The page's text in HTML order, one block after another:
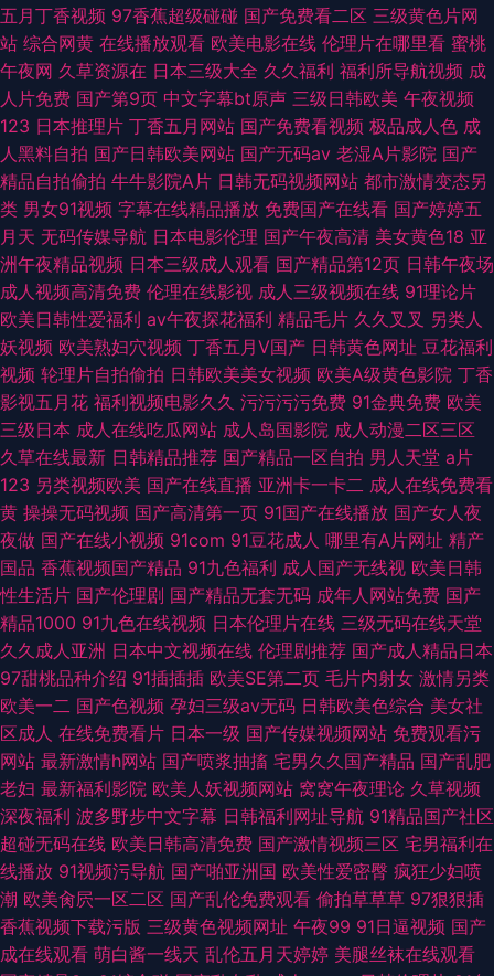
五月丁香视频 97香蕉超级碰碰 国产免费看二区 三级黄色片网
站 综合网黄 在线播放观看 欧美电影在线 伦理片在哪里看 蜜桃
午夜网 久草资源在 日本三级大全 久久福利 福利所导航视频 成
人片免费 国产第9页 中文字幕bt原声 三级日韩欧美 午夜视频
123 日本推理片 丁香五月网站 国产免费看视频 极品成人色 成
人黑料自拍 国产日韩欧美网站 国产无码av 老湿A片影院 国产
精品自拍偷拍 牛牛影院A片 日韩无码视频网站 都市激情变态另
类 男女91视频 字幕在线精品播放 免费国产在线看 国产婷婷五
月天 无码传媒导航 日本电影伦理 国产午夜高清 美女黄色18 亚
洲午夜精品视频 日本三级成人观看 国产精品第12页 日韩午夜场
成人视频高清免费 伦理在线影视 成人三级视频在线 91理论片
欧美日韩性爱福利 av午夜探花福利 精品毛片 久久叉叉 另类人
妖视频 欧美熟妇穴视频 丁香五月V国产 日韩黄色网址 豆花福利
视频 轮理片自拍偷拍 日韩欧美美女视频 欧美A级黄色影院 丁香
影视五月花 福利视频电影久久 污污污污免费 91金典免费 欧美
三级日本 成人在线吃瓜网站 成人岛国影院 成人动漫二区三区
久草在线最新 日韩精品推荐 国产精品一区自拍 男人天堂 a片
123 另类视频欧美 国产在线直播 亚洲卡一卡二 成人在线免费看
黄 操操无码视频 国产高清第一页 91国产在线播放 国产女人夜
夜做 国产在线小视频 91com 91豆花成人 哪里有A片网址 精产
国品 香蕉视频国产精品 91九色福利 成人国产无线视 欧美日韩
性生活片 国产伦理剧 国产精品无套无码 成年人网站免费 国产
精品1000 91九色在线视频 日本伦理片在线 三级无码在线天堂
久久成人亚洲 日本中文视频在线 伦理剧推荐 国产成人精品日本
97甜桃品种介绍 91插插插 欧美SE第二页 毛片内射女 激情另类
欧美一二 国产色视频 孕妇三级av无码 日韩欧美色综合 美女社
区成人 在线免费看片 日本一级 国产传媒视频网站 免费观看污
网站 最新激情h网站 国产喷浆抽搐 宅男久久国产精品 国产乱肥
老妇 最新福利影院 欧美人妖视频网站 窝窝午夜理论 久草视频
深夜福利 波多野步中文字幕 日韩福利网址导航 91精品国产社区
超碰无码在线 欧美日韩高清免费 国产激情视频三区 宅男福利在
线播放 91视频污导航 国产啪亚洲国 欧美性爱密臀 疯狂少妇喷
潮 欧美肏屄一区二区 国产乱伦免费观看 偷拍草草草 97狠狠插
香蕉视频下载污版 三级黄色视频网址 午夜99 91日逼视频 国产
成在线观看 萌白酱一线天 乱伦五月天婷婷 美腿丝袜在线观看